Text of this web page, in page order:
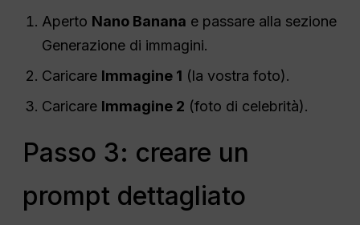
Aperto Nano Banana e passare alla sezione
Generazione di immagini.
Caricare Immagine 1 (la vostra foto).
Caricare Immagine 2 (foto di celebrità).
Passo 3: creare un
prompt dettagliato